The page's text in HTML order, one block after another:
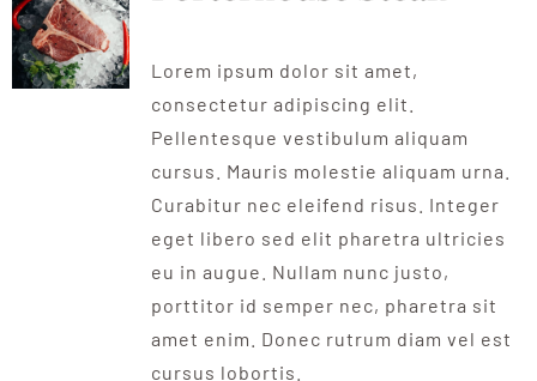
Lorem ipsum dolor sit amet,
consectetur adipiscing elit.
Pellentesque vestibulum aliquam
cursus. Mauris molestie aliquam urna.
Curabitur nec eleifend risus. Integer
eget libero sed elit pharetra ultricies
eu in augue. Nullam nunc justo,
porttitor id semper nec, pharetra sit
amet enim. Donec rutrum diam vel est
cursus lobortis.